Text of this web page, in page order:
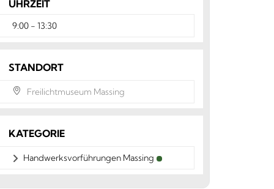
UHRZEIT
9:00 - 13:30
STANDORT
Freilichtmuseum Massing
KATEGORIE
Handwerksvorführungen Massing